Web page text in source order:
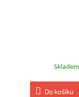
Skladem
Do košíku